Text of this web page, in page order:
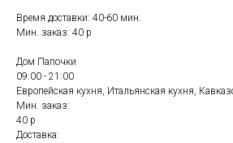
Время доставки: 40-60 мин.
Мин. заказ: 40 р
Дом Папочки
09:00 - 21:00
Европейская кухня, Итальянская кухня,
Мин. заказ:
40 р
Доставка: